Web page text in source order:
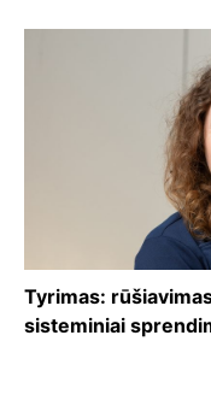
Tyrimas:
sisteminiai